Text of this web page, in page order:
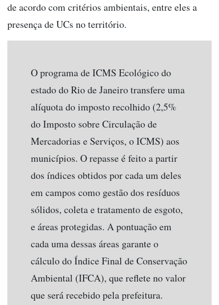
de acordo com critérios ambientais, entre eles a
presença de UCs no território.
O programa de ICMS Ecológico do
estado do Rio de Janeiro transfere uma
alíquota do imposto recolhido (2,5%
do Imposto sobre Circulação de
Mercadorias e Serviços, o ICMS) aos
municípios. O repasse é feito a partir
dos índices obtidos por cada um deles
em campos como gestão dos resíduos
sólidos, coleta e tratamento de esgoto,
e áreas protegidas. A pontuação em
cada uma dessas áreas garante o
cálculo do Índice Final de Conservação
Ambiental (IFCA), que reflete no valor
que será recebido pela prefeitura.